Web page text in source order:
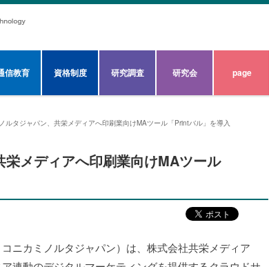
信教育 資格制度 研究調査 研究会 page
ルタジャパン、共栄メディアへ印刷業向けMAツール「Printバル」を導入
メディアへ印刷業向けMAツール
ニカミノルタジャパン）は、株式会社共栄メディア